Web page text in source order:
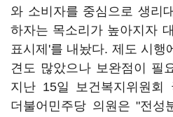
와 소비자를 중심으로 생리
하자는 목소리가 높아지자
표시제'를 내놨다. 제도 시행
견도 많았으나 보완점이 필
지난 15일 보건복지위원회
더불어민주당 의원은 "전성